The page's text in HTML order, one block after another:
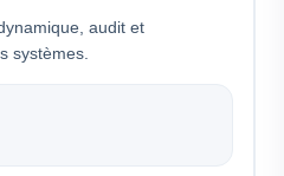
audit et
systèmes.